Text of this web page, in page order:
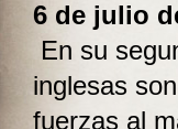
6 de julio
En su
inglesas
fuerzas al